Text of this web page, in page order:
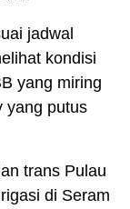
jadwal
kondisi
yang miring
yang putus
trans Pulau
di Seram